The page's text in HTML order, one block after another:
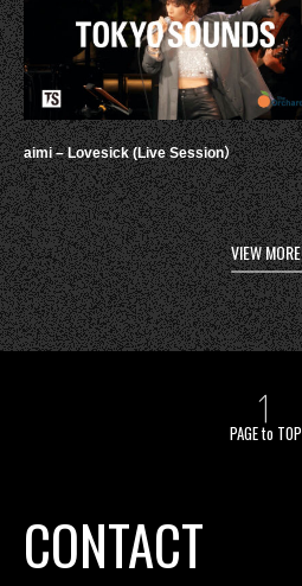
aimi – Lovesick (Live Session）
VIEW MORE
PAGE to TOP
CONTACT